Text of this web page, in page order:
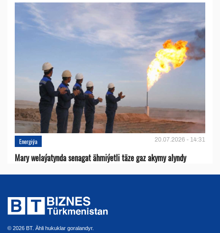
Energiýa 20.07.2026 - 14:31
Mary welaýatynda senagat ähmiýetli täze gaz akymy alyndy
© 2026 BT. Ähli hukuklar goralandyr.